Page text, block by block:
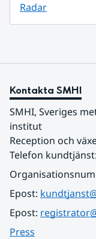
Radar
Kontakta SMHI
SMHI, Sveriges
institut
Reception och
Telefon
Epost:
Epost:
Press